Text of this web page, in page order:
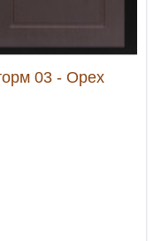
03 - Орех